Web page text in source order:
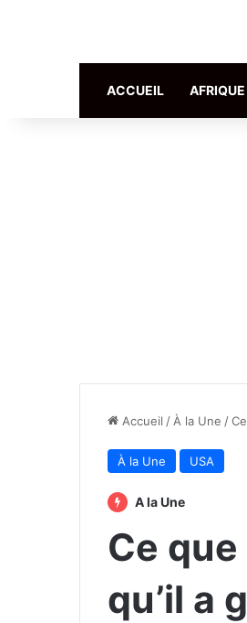
ACCUEIL AFRIQUE
Accueil / À la Une /
À la Une USA
A la Une
Ce
qu’il a